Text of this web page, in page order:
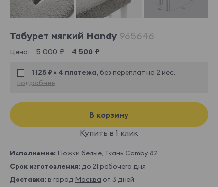
Табурет мягкий Handy 965646
Цена: 5 000 ₽ 4 500 ₽
1 125 ₽ × 4 платежа, без переплат на 2 мес.
подробнее
В корзину
Купить в 1 клик
Исполнение: Ножки белые, Ткань Camby 82
Срок изготовления: до 21 рабочего дня
Доставка: в город Москва от 3 дней